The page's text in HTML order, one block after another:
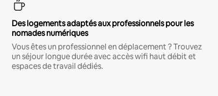
Des logements adaptés aux professionnels pour les
nomades numériques
Vous êtes un professionnel en déplacement ? Trouvez
un séjour longue durée avec accès wifi haut débit et
espaces de travail dédiés.